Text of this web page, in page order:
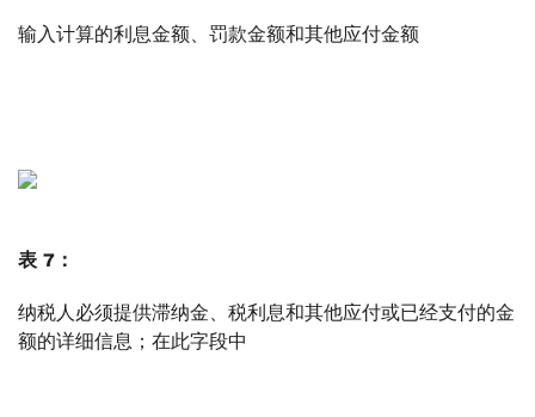
输入计算的利息金额、罚款金额和其他应付金额
表 7：
纳税人必须提供滞纳金、税利息和其他应付或已经支付的金
额的详细信息；在此字段中